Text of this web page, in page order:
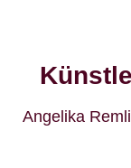
Angelika